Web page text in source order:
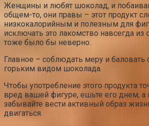
Женщины и любят шоколад, и
общем-то, они правы – этот продукт
низкокалорийным и полезным для
исключать это лакомство навсегда из
тоже было бы неверно.
Главное – соблюдать меру и баловать
горьким видом шоколада.
Чтобы употребление этого продукта
вред вашей фигуре, ешьте его днем, а
забывайте вести активный образ
двигаться.